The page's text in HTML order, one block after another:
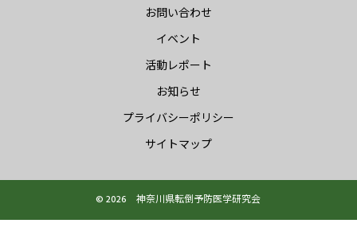
お問い合わせ
イベント
活動レポート
お知らせ
プライバシーポリシー
サイトマップ
© 2026 神奈川県転倒予防医学研究会